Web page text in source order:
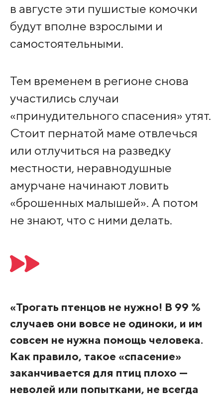
в августе эти пушистые комочки
будут вполне взрослыми и
самостоятельными.
Тем временем в регионе снова
участились случаи
«принудительного спасения» утят.
Стоит пернатой маме отвлечься
или отлучиться на разведку
местности, неравнодушные
амурчане начинают ловить
«брошенных малышей». А потом
не знают, что с ними делать.
«Трогать птенцов не нужно! В 99 %
случаев они вовсе не одиноки, и им
совсем не нужна помощь человека.
Как правило, такое «спасение»
заканчивается для птиц плохо —
неволей или попытками, не всегда